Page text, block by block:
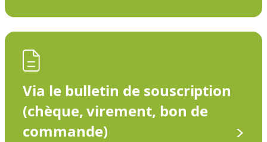
Via le bulletin de souscription
(chèque, virement, bon de
commande)